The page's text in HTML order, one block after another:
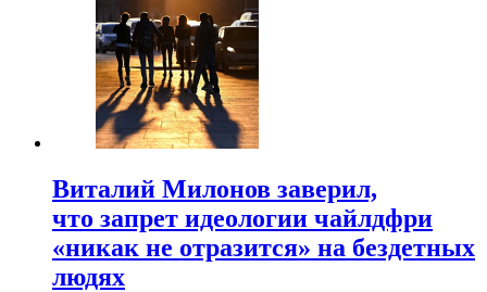
Виталий Милонов заверил,
что запрет идеологии чайлдфри
«никак не отразится» на бездетных
людях